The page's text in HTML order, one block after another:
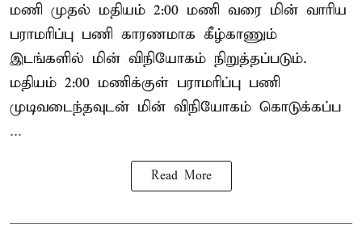
மணி முதல் மதியம் 2:00 மணி வரை மின் வாரிய
பராமரிப்பு பணி காரணமாக கீழ்காணும்
இடங்களில் மின் விநியோகம் நிறுத்தப்படும்.
மதியம் 2:00 மணிக்குள் பராமரிப்பு பணி
முடிவடைந்தவுடன் மின் விநியோகம் கொடுக்கப்ப
...
Read More